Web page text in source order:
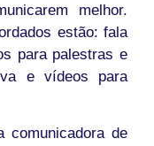
melhor.
estão: fala
para palestras e
e vídeos para
comunicadora de